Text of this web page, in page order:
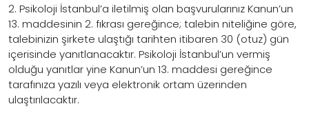
2. Psikoloji İstanbul’a iletilmiş olan başvurularınız Kanun’un
13. maddesinin 2. fıkrası gereğince; talebin niteliğine göre,
talebinizin şirkete ulaştığı tarihten itibaren 30 (otuz) gün
içerisinde yanıtlanacaktır. Psikoloji İstanbul’un vermiş
olduğu yanıtlar yine Kanun’un 13. maddesi gereğince
tarafınıza yazılı veya elektronik ortam üzerinden
ulaştırılacaktır.